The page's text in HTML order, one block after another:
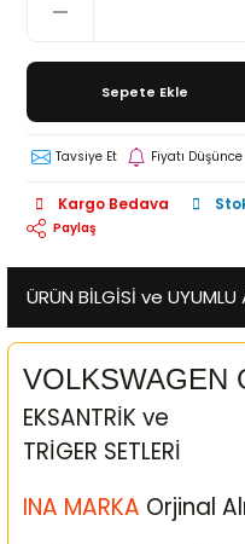
Sepete Ekle
Tavsiye Et Fiyatı
Kargo Bedava
Paylaş
ÜRÜN BİLGİSİ ve UYUMLU
VOLKSWAGEN
EKSANTRİK ve
TRİGER SETLERİ
INA MARKA Orjinal